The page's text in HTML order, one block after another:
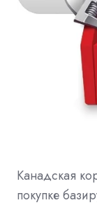
Канадская
покупке